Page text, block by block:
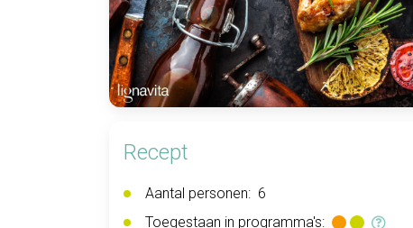
Recept
Aantal personen: 6
Toegestaan in programma's: